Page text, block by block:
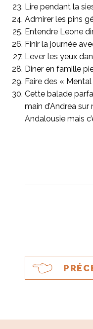
Lire pendant la
Admirer les pins
Entendre Leone
Finir la journée
Lever les yeux
Diner en famille
Faire des «
Cette balade
main d’Andrea
Andalousie mais